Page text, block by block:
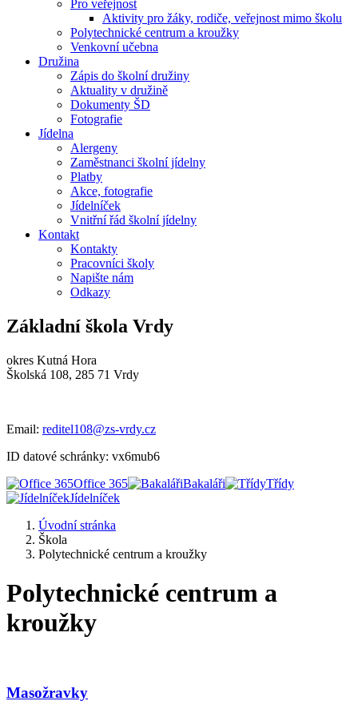
Pro veřejnost
Aktivity pro žáky, rodiče, veřejnost mimo školu
Polytechnické centrum a kroužky
Venkovní učebna
Družina
Zápis do školní družiny
Aktuality v družině
Dokumenty ŠD
Fotografie
Jídelna
Alergeny
Zaměstnanci školní jídelny
Platby
Akce, fotografie
Jídelníček
Vnitřní řád školní jídelny
Kontakt
Kontakty
Pracovníci školy
Napište nám
Odkazy
Základní škola Vrdy
okres Kutná Hora
Školská 108, 285 71 Vrdy
Email: reditel108@zs-vrdy.cz
ID datové schránky: vx6mub6
Office 365
Bakaláři
Třídy
Jídelníček
Úvodní stránka
Škola
Polytechnické centrum a kroužky
Polytechnické centrum a
kroužky
Masožravky